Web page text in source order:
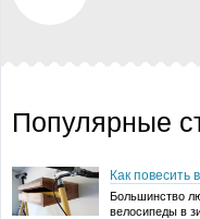
Популярные
Как повесить
Большинство
велосипеды в